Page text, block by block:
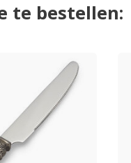
te bestellen: